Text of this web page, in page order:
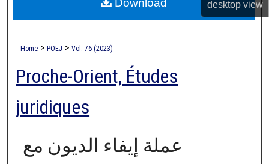
desktopview
About
Home > POEJ > Vol. 76 (2023)
Proche-Orient, Études
juridiques
عملة إيفاء الديون مع
Download